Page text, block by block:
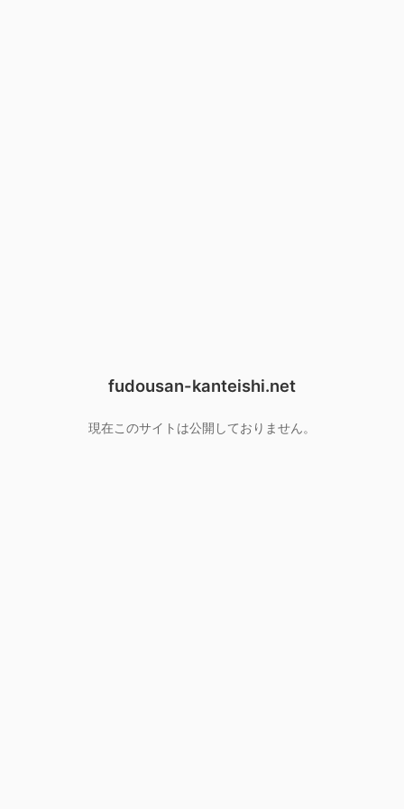
fudousan-kanteishi.net
現在このサイトは公開しておりません。